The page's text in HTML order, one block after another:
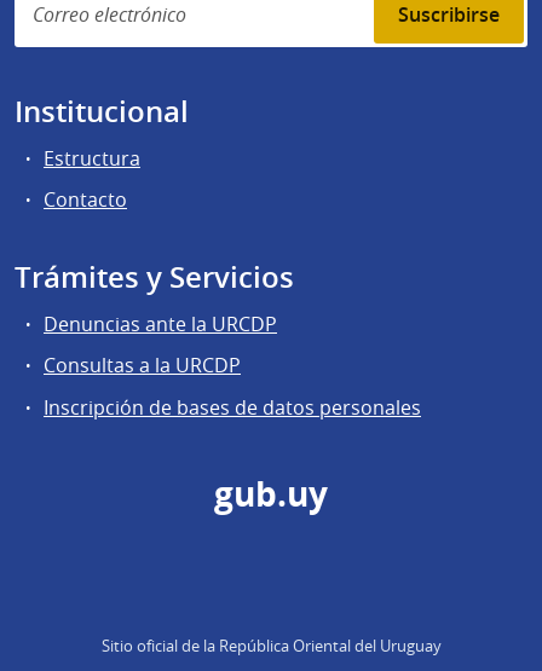
Suscribirse
Institucional
Estructura
Contacto
Trámites y Servicios
Denuncias ante la URCDP
Consultas a la URCDP
Inscripción de bases de datos personales
gub.uy
Sitio oficial de la República Oriental del Uruguay